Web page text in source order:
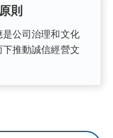
則
公司治理和文化
推動誠信經營文